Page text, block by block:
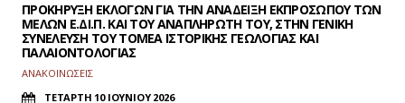
ΠΡΟΚΗΡΥΞΗ ΕΚΛΟΓΩΝ ΓΙΑ ΤΗΝ ΑΝΑΔΕΙΞΗ ΕΚΠΡΟΣΩΠΟΥ ΤΩΝ
ΜΕΛΩΝ Ε.ΔΙ.Π. ΚΑΙ ΤΟΥ ΑΝΑΠΛΗΡΩΤΗ ΤΟΥ, ΣΤΗΝ ΓΕΝΙΚΗ
ΣΥΝΕΛΕΥΣΗ ΤΟΥ ΤΟΜΕΑ ΙΣΤΟΡΙΚΗΣ ΓΕΩΛΟΓΙΑΣ ΚΑΙ
ΠΑΛΑΙΟΝΤΟΛΟΓΙΑΣ
ΑΝΑΚΟΙΝΩΣΕΙΣ
ΤΕΤΑΡΤΗ 10 ΙΟΥΝΙΟΥ 2026